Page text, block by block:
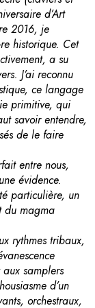
d’Art
2016, je
historique. Cet
a su
J’ai reconnu
ce langage
primitive, qui
savoir entendre,
de le faire
entre nous,
évidence.
particulière, un
du magma
rythmes tribaux,
samplers
d’un
orchestraux,